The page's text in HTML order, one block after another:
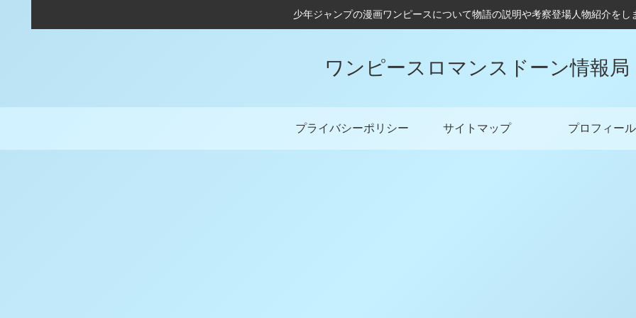
少年ジャンプの漫画ワンピースについて物語の説明や考察登場人物紹介をし
ワンピースロマンスドーン情報局
プライバシーポリシー サイトマップ プロフィール